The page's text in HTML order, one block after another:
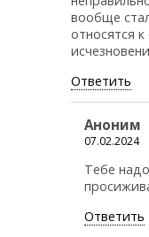
вообще
относятся
Ответить
Аноним
07.02.2024
Тебе
Ответить